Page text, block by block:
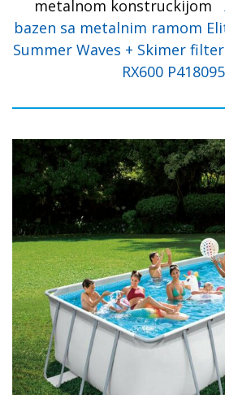
metalnom konstruckijom
bazen sa metalnim ramom
Summer Waves + Skimer
RX600